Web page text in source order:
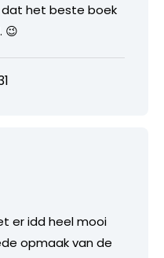
dat het beste boek
😉
er idd heel mooi
opmaak van de